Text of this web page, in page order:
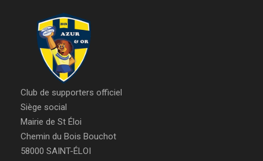
Club de supporters officiel
Siège social
Mairie de St Éloi
Chemin du Bois Bouchot
58000 SAINT-ÉLOI